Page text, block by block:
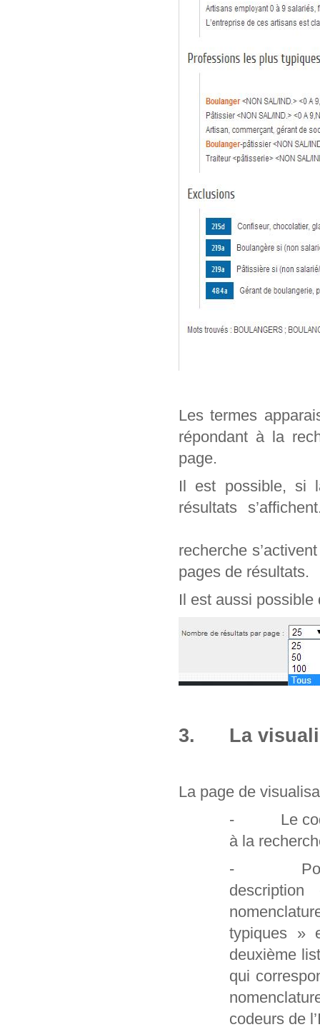
Les termes
répondant à la
page.
Il est possible, si
résultats
recherche
pages de résultats.
Il est aussi
3. La
La page de
- Le code
à la
- Pour les
typiques »
deuxième
qui
codeurs de